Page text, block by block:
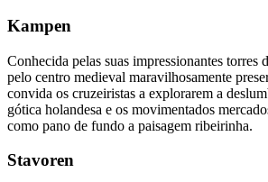
Kampen
Conhecida pelas suas impressionantes torres
pelo centro medieval maravilhosamente
convida os cruzeiristas a explorarem a
gótica holandesa e os movimentados
como pano de fundo a paisagem ribeirinha.
Stavoren